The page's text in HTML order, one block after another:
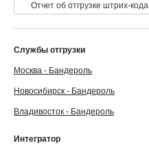
Отчет об отгрузке штрих-кода
Службы отгрузки
Москва - Бандероль
Новосибирск - Бандероль
Владивосток - Бандероль
Интегратор